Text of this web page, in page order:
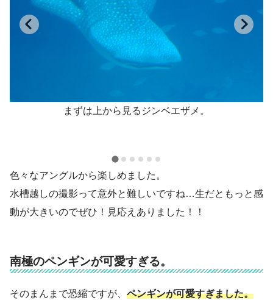
まずは上から見るジンベエザメ。
色々なアングルから楽しめました。
水槽越しの撮影って意外と難しいですね…生だともっと感
動が大きいのでぜひ！見応えありました！！
南極のペンギンが可愛すぎる。
そのまんまで恐縮ですが、 ペンギンが可愛すぎました。